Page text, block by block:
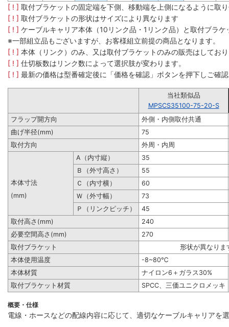
[ ! ] 取付ブラケットの固定端を下側、移動端を上側になるように取
[ ! ] 取付ブラケットの形状はサイズにより異なります
[ ! ] ケーブルキャリア本体（10リンク品・1リンク品）と取付ブラ
※一部組立品もございますが、お客様組立前提の商品となります。
[ ! ] 本体（リンク）のみ、又は取付ブラケットのみの販売はしてお
[ ! ] 仕切板数はリンク数によって選択肢が変わります。
[ ! ] 最新の価格は型番確定後に「価格を確認」ボタンを押下しご確
当社類似品
MPSCS35100-75-20-S
フラップ開方向
外側・内側取付共通
曲げ半径(mm)
75
取付方向
外周・内周
A（内寸縦）
35
Ｂ（外寸高さ）
55
本体寸法
Ｃ（内寸横）
60
(mm)
Ｗ（外寸幅）
73
Ｐ（リンクピッチ）
45
取付高さ(mm)
240
必要空間高さ(mm)
270
取付ブラケット
形状が異なりま
本体使用温度
-8~80℃
本体材質
ナイロン6＋ガラス30%
取付ブラケット材質
SPCC、三価ユニクロメッキ
概要・仕様
電線・ホースなどの配線内容に応じて、適切なケーブルキャリアを